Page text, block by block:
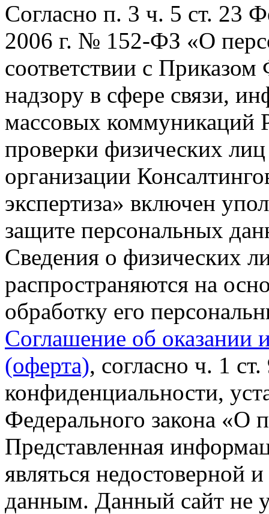
Согласно п. 3 ч. 5 ст. 23
2006 г. № 152-ФЗ «О
соответствии с
надзору в сфере связи,
массовых коммуникаций
проверки физических
организации
экспертиза» включен
защите персональных
Сведения о физических
распространяются на
обработку его
Соглашение об оказании
(оферта), согласно ч. 1
конфиденциальности,
Федерального закона «О
Представленная
являться недостоверной
данным. Данный сайт не